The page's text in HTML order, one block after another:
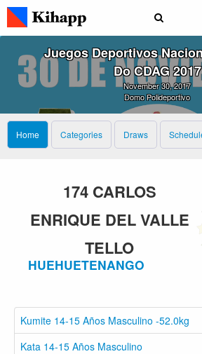
Juegos Deportivos
Do CDAG 2017
November 30, 2017
Domo Polideportivo
Home Categories Draws
174 CARLOS
ENRIQUE DEL VALLE
TELLO
HUEHUETENANGO
Kumite 14-15 Años Masculino -52.0kg
Kata 14-15 Años Masculino